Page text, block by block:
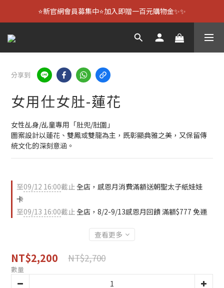
⭐新官網會員募集中⭐加入即贈一百元購物金✨✨
分享到
女用仕女肚-蓮花
女性乩身/乩童專用「肚兜/肚圍」
圖案設計以蓮花、雙鳳或雙龍為主，既彰顯典雅之美，又保留傳
統文化的深刻意涵。
至09/12 16:00截止全店，感恩月消費滿額送朝聖太子紙娃娃
卡
至09/13 16:00截止全店，8/2-9/13感恩月回饋 滿額$777 免運
查看更多
NT$2,200 NT$2,700
數量